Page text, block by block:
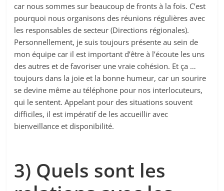
car nous sommes sur beaucoup de fronts à la fois. C’est
pourquoi nous organisons des réunions régulières avec
les responsables de secteur (Directions régionales).
Personnellement, je suis toujours présente au sein de
mon équipe car il est important d’être à l’écoute les uns
des autres et de favoriser une vraie cohésion. Et ça …
toujours dans la joie et la bonne humeur, car un sourire
se devine même au téléphone pour nos interlocuteurs,
qui le sentent. Appelant pour des situations souvent
difficiles, il est impératif de les accueillir avec
bienveillance et disponibilité.
3) Quels sont les